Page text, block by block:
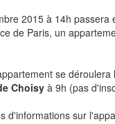
2015 à 14h
de Paris, un
se
Choisyà 9h (pas
d'informations sur